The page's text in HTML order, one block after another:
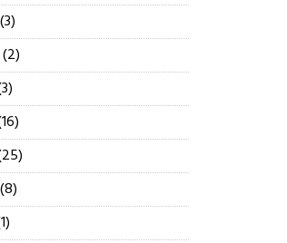
proizvod
33
proizvoda
22
proizvoda
33
proizvoda
1616
proizvoda
2525
proizvoda
88
proizvoda
11